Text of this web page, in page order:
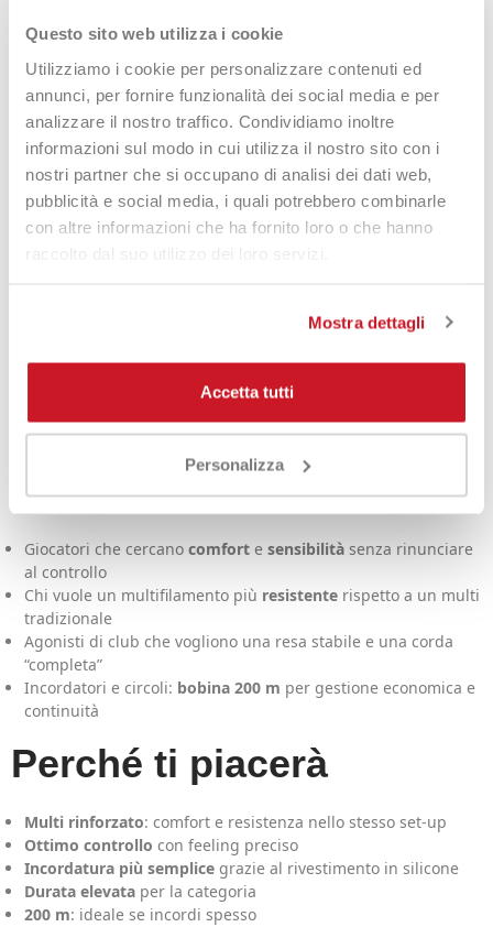
Questo sito web utilizza i cookie
Utilizziamo i cookie per personalizzare contenuti ed
annunci, per fornire funzionalità dei social media e per
analizzare il nostro traffico. Condividiamo inoltre
informazioni sul modo in cui utilizza il nostro sito con i
nostri partner che si occupano di analisi dei dati web,
pubblicità e social media, i quali potrebbero combinarle
con altre informazioni che ha fornito loro o che hanno
Mostra dettagli
Accetta tutti
Personalizza
Poliuretano rinforzato con
poliestere: mix comfort +
resistenza
poliuretano
contribuisce a comfort e sensibilità, mentre le
fibre di poliestererinforzano la struttura per una migliore
resistenza.
scorrevolezza tra le corde, contribuendo a comfort e durata
Per chi è la Tecnifibre
Duramix HD
Giocatori che cercano comfort e sensibilità senza rinunciare
al controllo
Chi vuole un multifilamento più resistente rispetto a un multi
tradizionale
Agonisti di club che vogliono una resa stabile e una corda
“completa”
Incordatori e circoli: bobina 200 m per gestione economica e
continuità
Perché ti piacerà
Multi rinforzato: comfort e resistenza nello stesso set-up
Ottimo controllo con feeling preciso
Incordatura più semplice grazie al rivestimento in silicone
Durata elevata per la categoria
200 m: ideale se incordi spesso